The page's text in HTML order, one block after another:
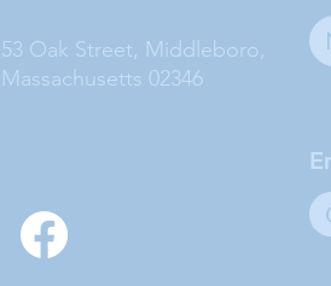
53 Oak Street, Middleboro,
Massachusetts 02346